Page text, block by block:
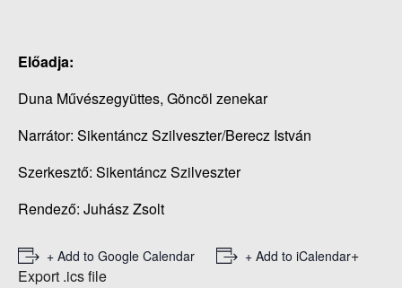
Előadja:
Duna Művészegyüttes, Göncöl zenekar
Narrátor: Sikentáncz Szilveszter/Berecz István
Szerkesztő: Sikentáncz Szilveszter
Rendező: Juhász Zsolt
+ Add to Google Calendar + Add to iCalendar+
Export .ics file